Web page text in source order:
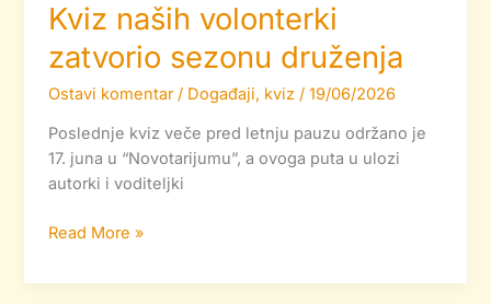
Kviz naših volonterki
zatvorio sezonu druženja
Ostavi komentar / Događaji, kviz /19/06/2026
Poslednje kviz veče pred letnju pauzu održano je
17. juna u “Novotarijumu”, a ovoga puta u ulozi
autorki i voditeljki
Read More »